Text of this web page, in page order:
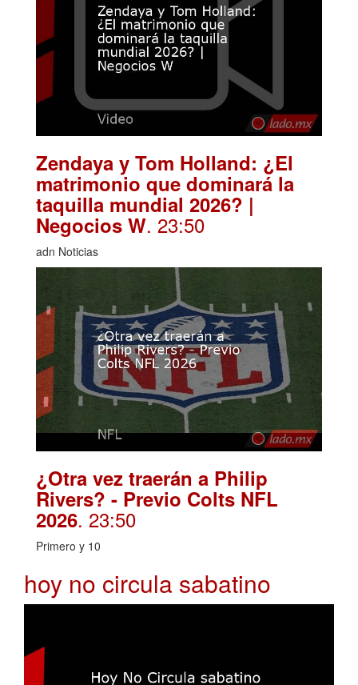
Zendaya y Tom Holland: ¿El
matrimonio que dominará la
taquilla mundial 2026? |
Negocios W. 23:50
adn Noticias
¿Otra vez traerán a Philip
Rivers? - Previo Colts NFL
2026. 23:50
Primero y 10
hoy no circula sabatino